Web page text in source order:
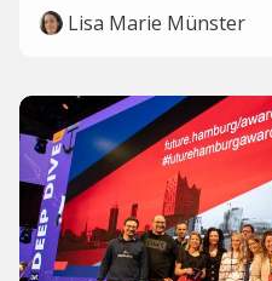
Lisa Marie Münster